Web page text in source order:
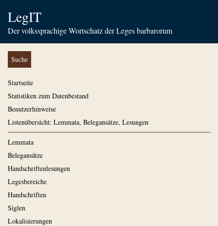
LegIT
Der volkssprachige Wortschatz der Leges barbarorum
Suche
Startseite
Statistiken zum Datenbestand
Benutzerhinweise
Listenübersicht: Lemmata, Belegansätze, Lesungen
Lemmata
Belegansätze
Handschriftenlesungen
Legesbereiche
Handschriften
Siglen
Lokalisierungen